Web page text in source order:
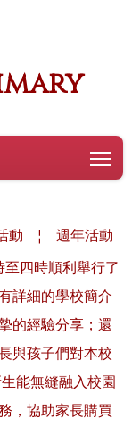
動 ¦
週年活動
四時順利舉行了
詳細的學校簡介
的經驗分享；還
與孩子們對本校
能無縫融入校園
，協助家長購買